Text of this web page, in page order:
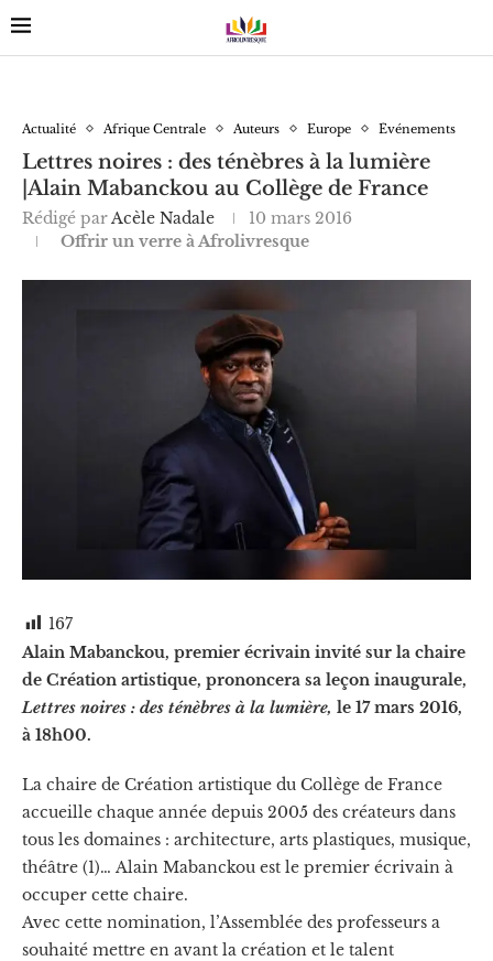
Actualité Afrique Centrale Auteurs Europe Événements
Lettres noires : des ténèbres à la lumière
|Alain Mabanckou au Collège de France
Rédigé parAcèle Nadale
10 mars 2016
Offrir un verre à Afrolivresque
167
Alain Mabanckou, premier écrivain invité sur la chaire
de Création artistique, prononcera sa leçon inaugurale,
Lettres noires : des ténèbres à la lumière, le 17 mars 2016,
à 18h00.
La chaire de Création artistique du Collège de France
accueille chaque année depuis 2005 des créateurs dans
tous les domaines : architecture, arts plastiques, musique,
théâtre (1)… Alain Mabanckou est le premier écrivain à
occuper cette chaire.
Avec cette nomination, l’Assemblée des professeurs a
souhaité mettre en avant la création et le talent